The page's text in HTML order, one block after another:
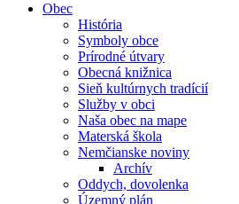
Obec
História
Symboly obce
Prírodné útvary
Obecná knižnica
Sieň kultúrnych tradícií
Služby v obci
Naša obec na mape
Materská škola
Nemčianske noviny
Archív
Oddych, dovolenka
Územný plán